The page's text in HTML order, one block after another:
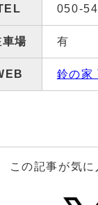
050-
車場 有
鈴の家
この記事が気